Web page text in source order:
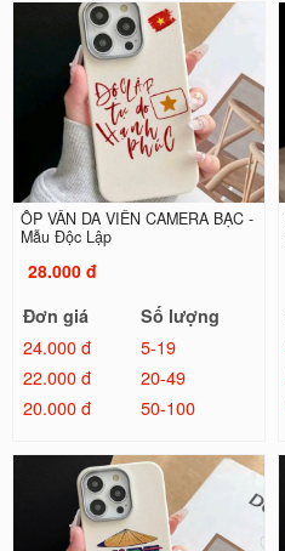
ỐP VÂN DA VIỀN CAMERA BẠC -
Mẫu Độc Lập
28.000 đ
Đơn giá
Số lượng
24.000 đ
5-19
22.000 đ
20-49
20.000 đ
50-100